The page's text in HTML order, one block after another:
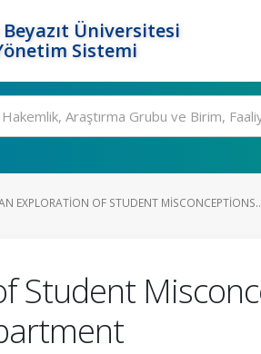
Beyazıt Üniversitesi
Sistemi
EXPLORATION OF STUDENT
Student